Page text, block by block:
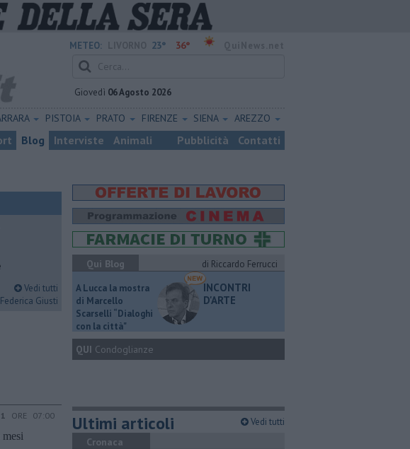
METEO: 23° 36°
Giovedì 06 Agosto 2026
PISTOIA PRATO FIRENZE SIENA AREZZO
Blog Interviste Animali Pubblicità Contatti
Vedi tutti
Giusti
ORE 07:00
Qui Blog
di Riccardo Ferrucci
A Lucca la mostra
di Marcello
Scarselli “Dialoghi
con la città"
INCONTRI
D'ARTE
QUI Condoglianze
Ultimi articoli Vedi tutti
Cronaca